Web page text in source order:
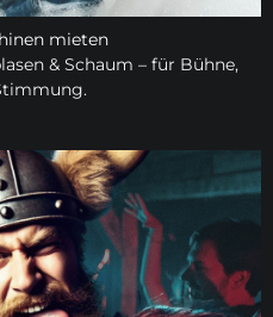
mieten
& Schaum – für Bühne,